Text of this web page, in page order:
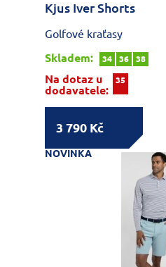
Kjus Iver Shorts
Golfové kraťasy
Skladem:
34 36 38
Na dotaz u
dodavatele:
35
3 790 Kč
NOVINKA